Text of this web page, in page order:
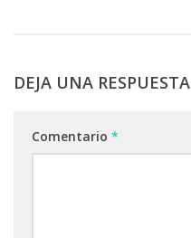
DEJA UNA RESPUESTA
Comentario *